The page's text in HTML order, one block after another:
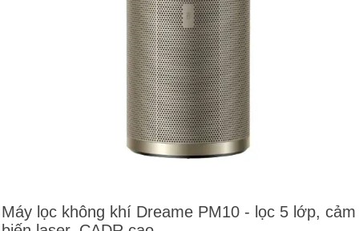
Máy lọc không khí Dreame PM10 - lọc 5 lớp, cảm